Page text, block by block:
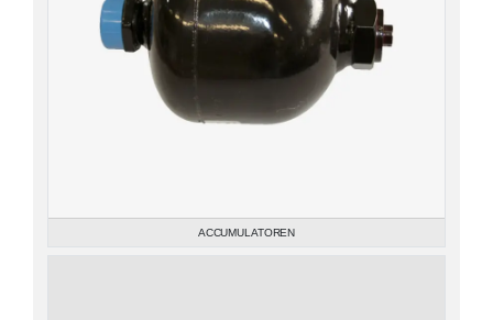
ACCUMULATOREN